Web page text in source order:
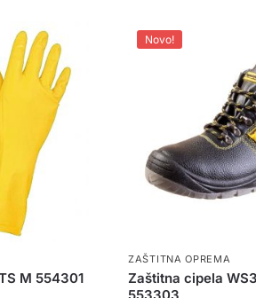
M 554301
Novo!
ZAŠTITNA OPREMA
Zaštitna cipela
553303